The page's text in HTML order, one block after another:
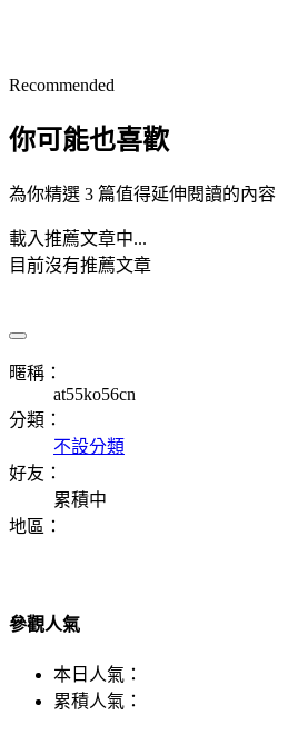
Recommended
你可能也喜歡
為你精選 3 篇值得延伸閱讀的內容
載入推薦文章中...
目前沒有推薦文章
暱稱：
at55ko56cn
分類：
不設分類
好友：
累積中
地區：
參觀人氣
本日人氣：
累積人氣：